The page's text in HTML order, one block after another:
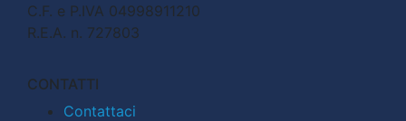
C.F. e P.IVA 04998911210
R.E.A. n. 727803
CONTATTI
Contattaci